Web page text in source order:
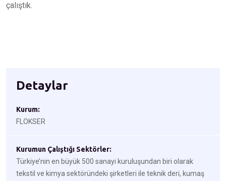
çalıştık.
Detaylar
Kurum:
FLOKSER
Kurumun Çalıştığı Sektörler:
Türkiye’nin en büyük 500 sanayi kuruluşundan biri olarak
tekstil ve kimya sektöründeki şirketleri ile teknik deri, kumaş